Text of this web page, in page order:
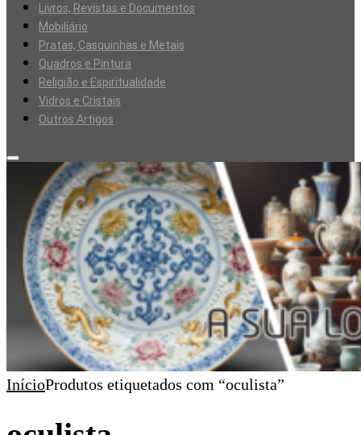
Livros, Revistas e Documentos
Mobiliário
Pratas, Casquinhas e Metais
Quadros e Pintura
Religião e Espiritualidade
Vidros e Cristais
Outros Artigos
InícioProdutos etiquetados com “oculista”